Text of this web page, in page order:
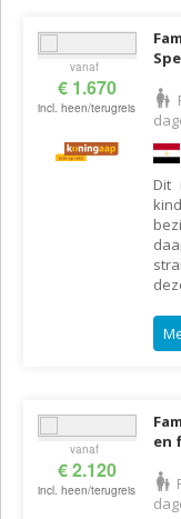
vanaf
€ 1.670
incl. heen/terugreis
Dit
vanaf
€ 2.120
incl. heen/terugreis
en